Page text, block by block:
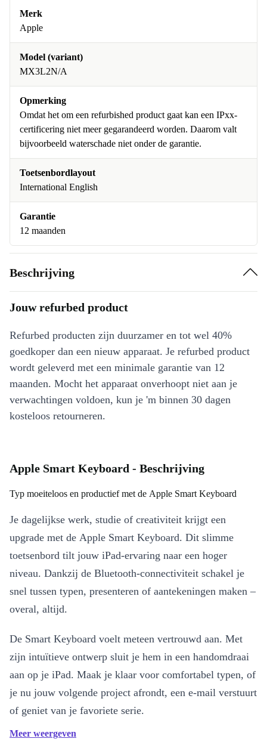
Merk
Apple
Model (variant)
MX3L2N/A
Opmerking
Omdat het om een refurbished product gaat kan een IPxx-
certificering niet meer gegarandeerd worden. Daarom valt
bijvoorbeeld waterschade niet onder de garantie.
Toetsenbordlayout
International English
Garantie
12 maanden
Beschrijving
Jouw refurbed product
Refurbed producten zijn duurzamer en tot wel 40%
goedkoper dan een nieuw apparaat. Je refurbed product
wordt geleverd met een minimale garantie van 12
maanden. Mocht het apparaat onverhoopt niet aan je
verwachtingen voldoen, kun je 'm binnen 30 dagen
kosteloos retourneren.
Apple Smart Keyboard - Beschrijving
Typ moeiteloos en productief met de Apple Smart Keyboard
Je dagelijkse werk, studie of creativiteit krijgt een
upgrade met de Apple Smart Keyboard. Dit slimme
toetsenbord tilt jouw iPad-ervaring naar een hoger
niveau. Dankzij de Bluetooth-connectiviteit schakel je
snel tussen typen, presenteren of aantekeningen maken –
overal, altijd.
De Smart Keyboard voelt meteen vertrouwd aan. Met
zijn intuïtieve ontwerp sluit je hem in een handomdraai
aan op je iPad. Maak je klaar voor comfortabel typen, of
je nu jouw volgende project afrondt, een e-mail verstuurt
of geniet van je favoriete serie.
Belangrijkste kenmerken en voordelen
Meer weergeven